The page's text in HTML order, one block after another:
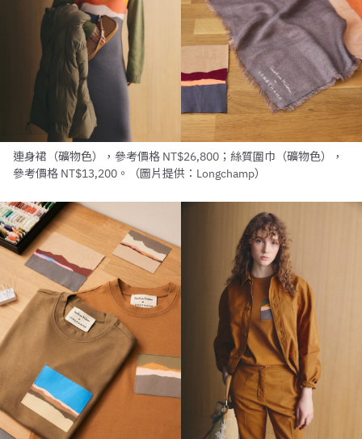
連身裙（礦物色），參考價格 NT$26,800；絲質圍巾（礦物色），
參考價格 NT$13,200。（圖片提供：Longchamp）